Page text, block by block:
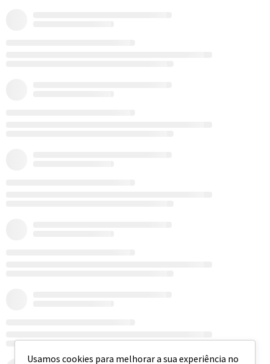
Usamos cookies para melhorar a sua experiência no